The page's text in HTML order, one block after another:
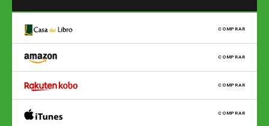
COMPRAR
COMPRAR
COMPRAR
COMPRAR